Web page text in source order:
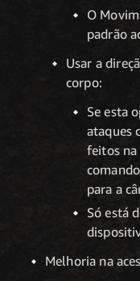
O
padrão
Usar a
corpo:
Se esta
ataques
feitos na
para a
Só está
Melhoria na